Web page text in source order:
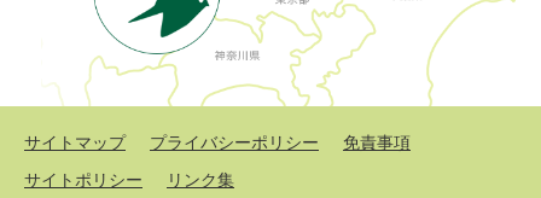
サイトマップ プライバシーポリシー
免責事項
サイトポリシー
リンク集